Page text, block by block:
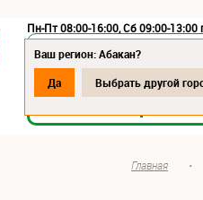
Пн-Пт 08:00-16:00, Сб 09:00-
Ваш регион: Абакан?
Да
Выбрать другой
Главная •